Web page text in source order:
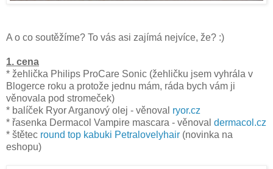
A o co soutěžíme? To vás asi zajímá nejvíce, že? :)
1. cena
* žehlička Philips ProCare Sonic (žehličku jsem vyhrála v
Blogerce roku a protože jednu mám, ráda bych vám ji
věnovala pod stromeček)
* balíček Ryor Arganový olej - věnoval ryor.cz
* řasenka Dermacol Vampire mascara - věnoval dermacol.cz
* štětec round top kabuki Petralovelyhair (novinka na
eshopu)